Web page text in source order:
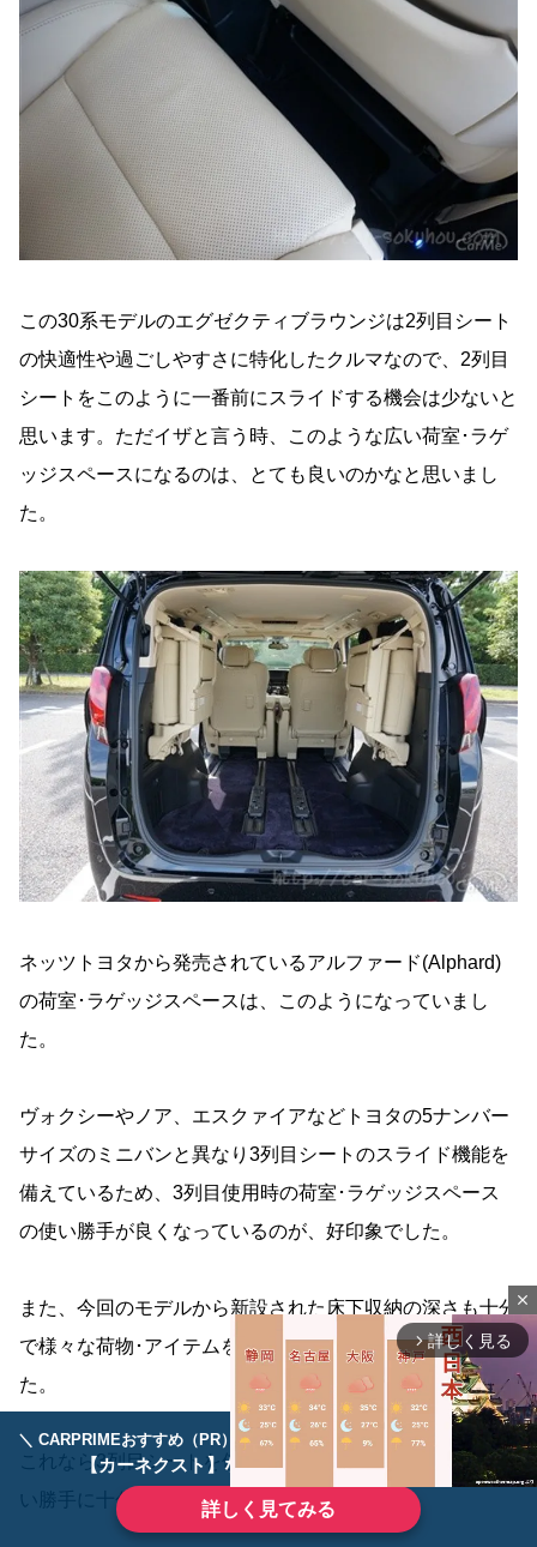
＼ CARPRIMEおすすめ（PR） ／ディーラーで手放すのはもったいない！
【カーネクスト】ならどんなクルマも高価買取
詳しく見てみる
この30系モデルのエグゼクティブラウンジは2列目シート
の快適性や過ごしやすさに特化したクルマなので、2列目
シートをこのように一番前にスライドする機会は少ないと
思います。ただイザと言う時、このような広い荷室･ラゲ
ッジスペースになるのは、とても良いのかなと思いまし
た。
ネッツトヨタから発売されているアルファード(Alphard)
の荷室･ラゲッジスペースは、このようになっていまし
た。
ヴォクシーやノア、エスクァイアなどトヨタの5ナンバー
サイズのミニバンと異なり3列目シートのスライド機能を
備えているため、3列目使用時の荷室･ラゲッジスペース
の使い勝手が良くなっているのが、好印象でした。
また、今回のモデルから新設された床下収納の深さも十分
で様々な荷物･アイテムを積み込めそうなのも好印象でし
た。
これなら3列目シートを使用した状態でも、荷室容量･使
い勝手に十分満足できるのかなと思いました。
close
arrow_forward_ios 詳しく見る